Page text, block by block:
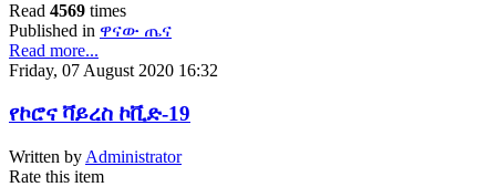
Read 4569 times
Published in ዋናው ጤና
Read more...
Friday, 07 August 2020 16:32
የኮሮና ቫይረስ ኮቪድ-19
Written by Administrator
Rate this item